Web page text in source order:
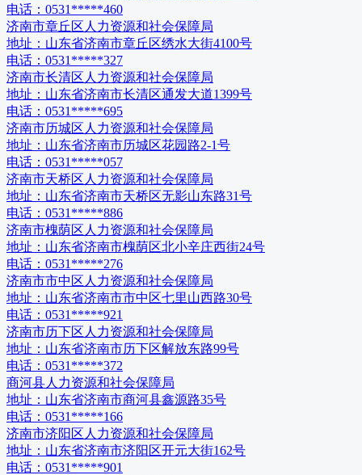
电话： 0531*****460
济南市章丘区人力资源和社会保障局
地址： 山东省济南市章丘区绣水大街4100号
电话： 0531*****327
济南市长清区人力资源和社会保障局
地址： 山东省济南市长清区通发大道1399号
电话： 0531*****695
济南市历城区人力资源和社会保障局
地址： 山东省济南市历城区花园路2-1号
电话： 0531*****057
济南市天桥区人力资源和社会保障局
地址： 山东省济南市天桥区无影山东路31号
电话： 0531*****886
济南市槐荫区人力资源和社会保障局
地址： 山东省济南市槐荫区北小辛庄西街24号
电话： 0531*****276
济南市市中区人力资源和社会保障局
地址： 山东省济南市市中区七里山西路30号
电话： 0531*****921
济南市历下区人力资源和社会保障局
地址： 山东省济南市历下区解放东路99号
电话： 0531*****372
商河县人力资源和社会保障局
地址： 山东省济南市商河县鑫源路35号
电话： 0531*****166
济南市济阳区人力资源和社会保障局
地址： 山东省济南市济阳区开元大街162号
电话： 0531*****901